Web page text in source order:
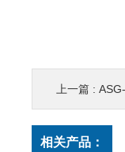
上一篇 :
相关产品：